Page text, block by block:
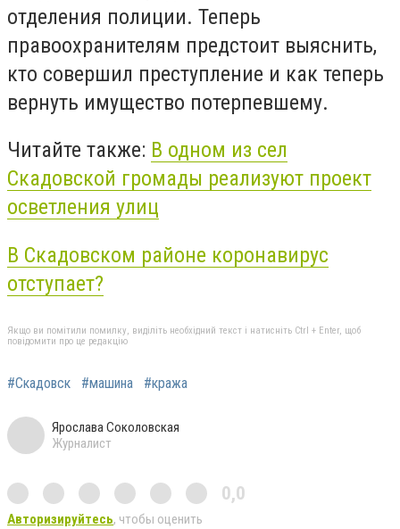
отделения полиции. Теперь
правоохранителям предстоит выяснить,
кто совершил преступление и как теперь
вернуть имущество потерпевшему.
Читайте также: В одном из сел
Скадовской громады реализуют проект
осветления улиц
В Скадовском районе коронавирус
отступает?
Якщо ви помітили помилку, виділіть необхідний текст і натисніть Ctrl + Enter, щоб
повідомити про це редакцію
#Скадовск #машина #кража
Ярослава Соколовская
Журналист
0,0
Авторизируйтесь, чтобы оценить